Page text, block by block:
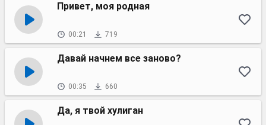
Привет, моя родная
00:21 719
Давай начнем все заново?
00:35 660
Да, я твой хулиган